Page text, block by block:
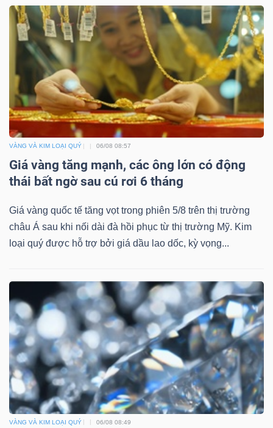
VÀNG VÀ KIM LOẠI QUÝ 06/08 08:57
Giá vàng tăng mạnh, các ông lớn có động
thái bất ngờ sau cú rơi 6 tháng
Giá vàng quốc tế tăng vọt trong phiên 5/8 trên thị trường
châu Á sau khi nối dài đà hồi phục từ thị trường Mỹ. Kim
loại quý được hỗ trợ bởi giá dầu lao dốc, kỳ vọng...
VÀNG VÀ KIM LOẠI QUÝ 06/08 08:49
YẾU
TIÊU
DÙNG
THIẾT
CHĂM
SÓC
SỨC
TÀI
CHÍNH
CÔNG